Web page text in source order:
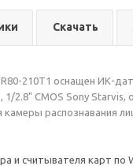
Скачать
210T1 оснащен ИК-
2.8" CMOS Sony
камеры распознавания
и считывателя карт по